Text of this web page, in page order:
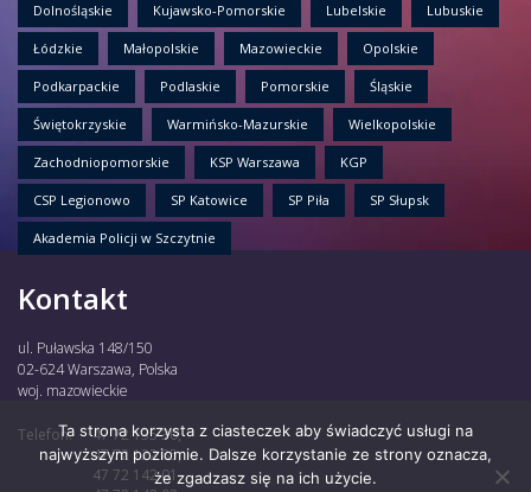
Dolnośląskie Kujawsko-Pomorskie Lubelskie Lubuskie
Łódzkie Małopolskie Mazowieckie Opolskie
Podkarpackie Podlaskie Pomorskie Śląskie
Świętokrzyskie Warmińsko-Mazurskie Wielkopolskie
Zachodniopomorskie KSP Warszawa KGP
CSP Legionowo SP Katowice SP Piła SP Słupsk
Akademia Policji w Szczytnie
Kontakt
ul. Puławska 148/150
02-624 Warszawa, Polska
woj. mazowieckie
Telefon:
47 72 135 30,
47 72 122 85,
47 72 142 01,
Ta strona korzysta z ciasteczek aby świadczyć usługi na
najwyższym poziomie. Dalsze korzystanie ze strony oznacza,
że zgadzasz się na ich użycie.